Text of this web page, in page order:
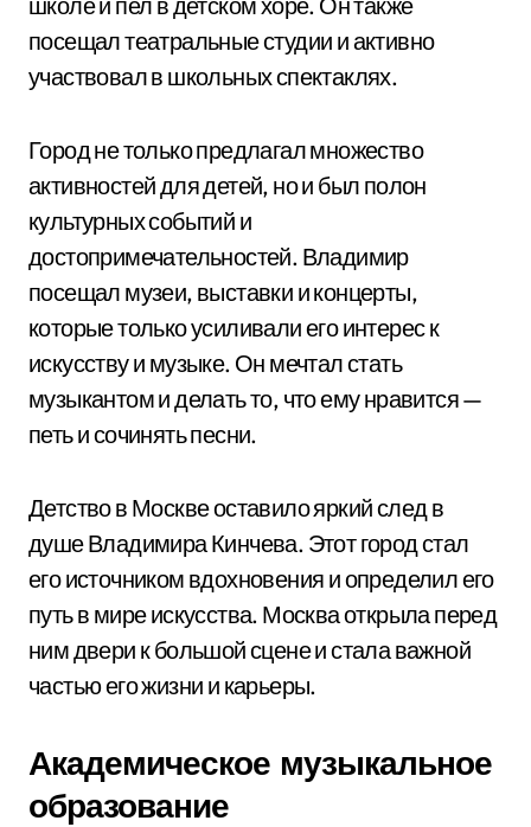
посещал театральные студии и активно
участвовал в школьных спектаклях.
Город не только предлагал множество
активностей для детей, но и был полон
культурных событий и
достопримечательностей. Владимир
посещал музеи, выставки и концерты,
которые только усиливали его интерес к
искусству и музыке. Он мечтал стать
музыкантом и делать то, что ему нравится —
петь и сочинять песни.
Детство в Москве оставило яркий след в
душе Владимира Кинчева. Этот город стал
его источником вдохновения и определил его
путь в мире искусства. Москва открыла перед
ним двери к большой сцене и стала важной
частью его жизни и карьеры.
Академическое музыкальное
образование